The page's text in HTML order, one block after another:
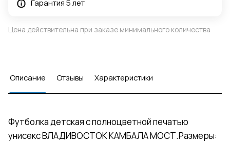
Гарантия 5 лет
Цена действительна при заказе минимального количества
Описание Отзывы Характеристики
Футболка детская с полноцветной печатью
унисекс ВЛАДИВОСТОК КАМБАЛА МОСТ.Размеры: